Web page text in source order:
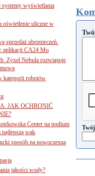
systemy wyświetlania
oświetlenie uliczne w
sprzedaż ubezpieczeń.
aplikacji CA24 Mo
Zyxel Nebula rozwiązuje
kategorii robotów
JAK OCHRONIĆ
Center na podium
wak
sposób na nowoczesną
jakości wody?